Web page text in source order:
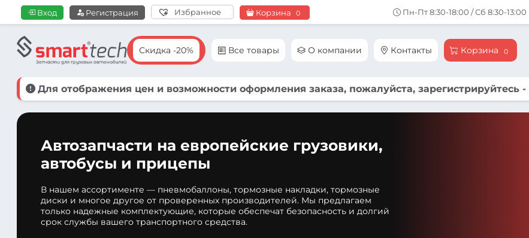
Вход Регистрация Избранное Корзина 0 Пн-Пт 8:30-18:00 / Сб 8:30-13:00
Скидка -20% Все товары О компании Контакты Корзина 0
Для отображения цен и возможности оформления заказа, пожалуйста, зарегистрируйтесь -
Автозапчасти на европейские грузовики,
автобусы и прицепы
В нашем ассортименте — пневмобаллоны, тормозные накладки, тормозные
диски и многое другое от проверенных производителей. Мы предлагаем
только надежные комплектующие, которые обеспечат безопасность и долгий
срок службы вашего транспортного средства.